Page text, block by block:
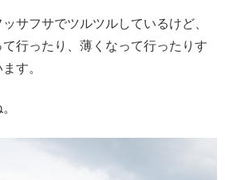
サフサでツルツルしているけど、
行ったり、薄くなって行ったりす
す。